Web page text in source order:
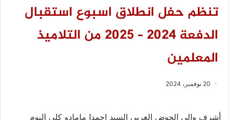
تنظم حفل انطلاق اسبوع استقبال
الدفعة 2024 – 2025 من التلاميذ
المعلمين
20 نوفمبر، 2024
أشرف والي الحوض الغربي السيد احمدا مامادو كلي اليوم